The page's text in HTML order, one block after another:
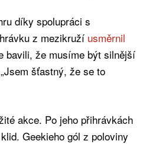
díky spolupráci s
z mezikruží usměrnil
bavili, že musíme být silnější
šťastný, že se to
akce. Po jeho přihrávkách
Geekieho gól z poloviny